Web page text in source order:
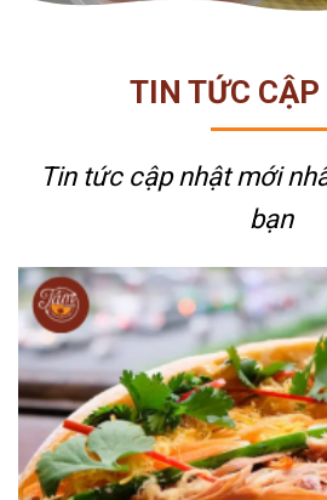
TIN TỨC
Tin tức cập nhật mới
bạn